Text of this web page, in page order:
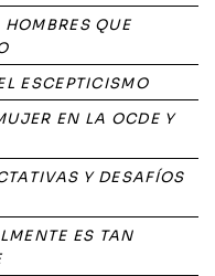
QUE
ESCEPTICISMO
EN LA OCDE Y
Y DESAFÍOS
ES TAN